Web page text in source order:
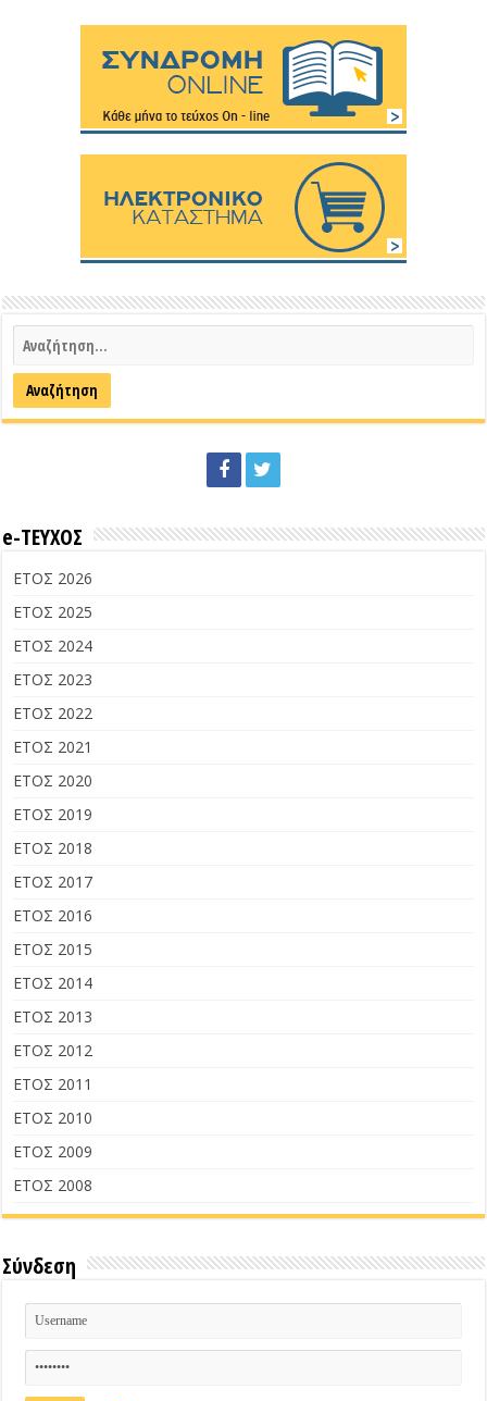
e-ΤΕΥΧΟΣ
ΕΤΟΣ 2026
ΕΤΟΣ 2025
ΕΤΟΣ 2024
ΕΤΟΣ 2023
ΕΤΟΣ 2022
ΕΤΟΣ 2021
ΕΤΟΣ 2020
ΕΤΟΣ 2019
ΕΤΟΣ 2018
ΕΤΟΣ 2017
ΕΤΟΣ 2016
ΕΤΟΣ 2015
ΕΤΟΣ 2014
ΕΤΟΣ 2013
ΕΤΟΣ 2012
ΕΤΟΣ 2011
ΕΤΟΣ 2010
ΕΤΟΣ 2009
ΕΤΟΣ 2008
Σύνδεση